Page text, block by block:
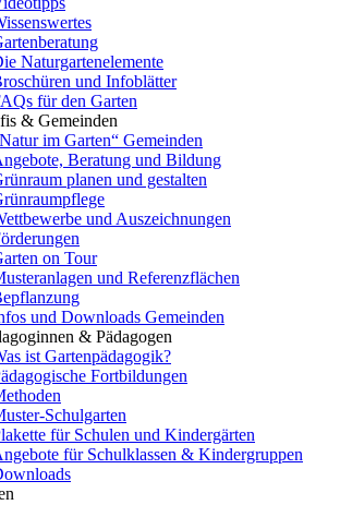
Naturgartenelemente
und Infoblätter
für den Garten
& Gemeinden
im Garten“ Gemeinden
Beratung und Bildung
planen und gestalten
und Auszeichnungen
on Tour
und Referenzflächen
und Downloads Gemeinden
& Pädagogen
ist Gartenpädagogik?
Fortbildungen
Schulgarten
für Schulen und Kindergärten
für Schulklassen & Kindergruppen